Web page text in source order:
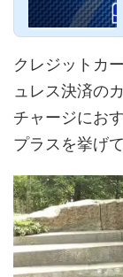
クレジットカ
ュレス決済の
チャージにお
プラスを挙げ